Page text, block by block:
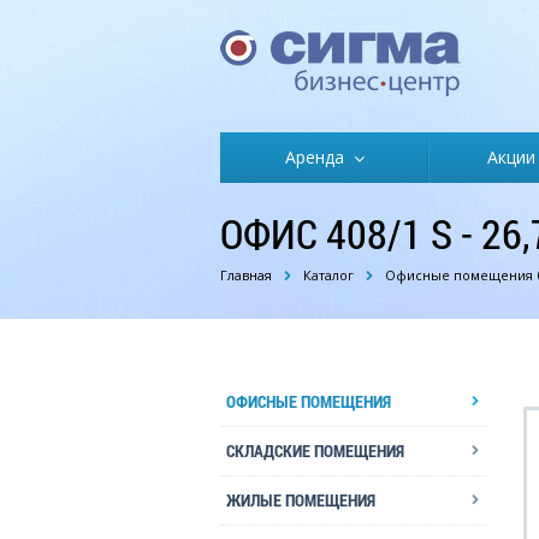
Аренда Акции
ОФИС 408/1 S -
Главная Каталог Офисные помещения
ОФИСНЫЕ ПОМЕЩЕНИЯ
СКЛАДСКИЕ ПОМЕЩЕНИЯ
ЖИЛЫЕ ПОМЕЩЕНИЯ